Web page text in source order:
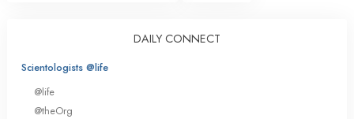
DAILY CONNECT
Scientologists @life
@life
@theOrg